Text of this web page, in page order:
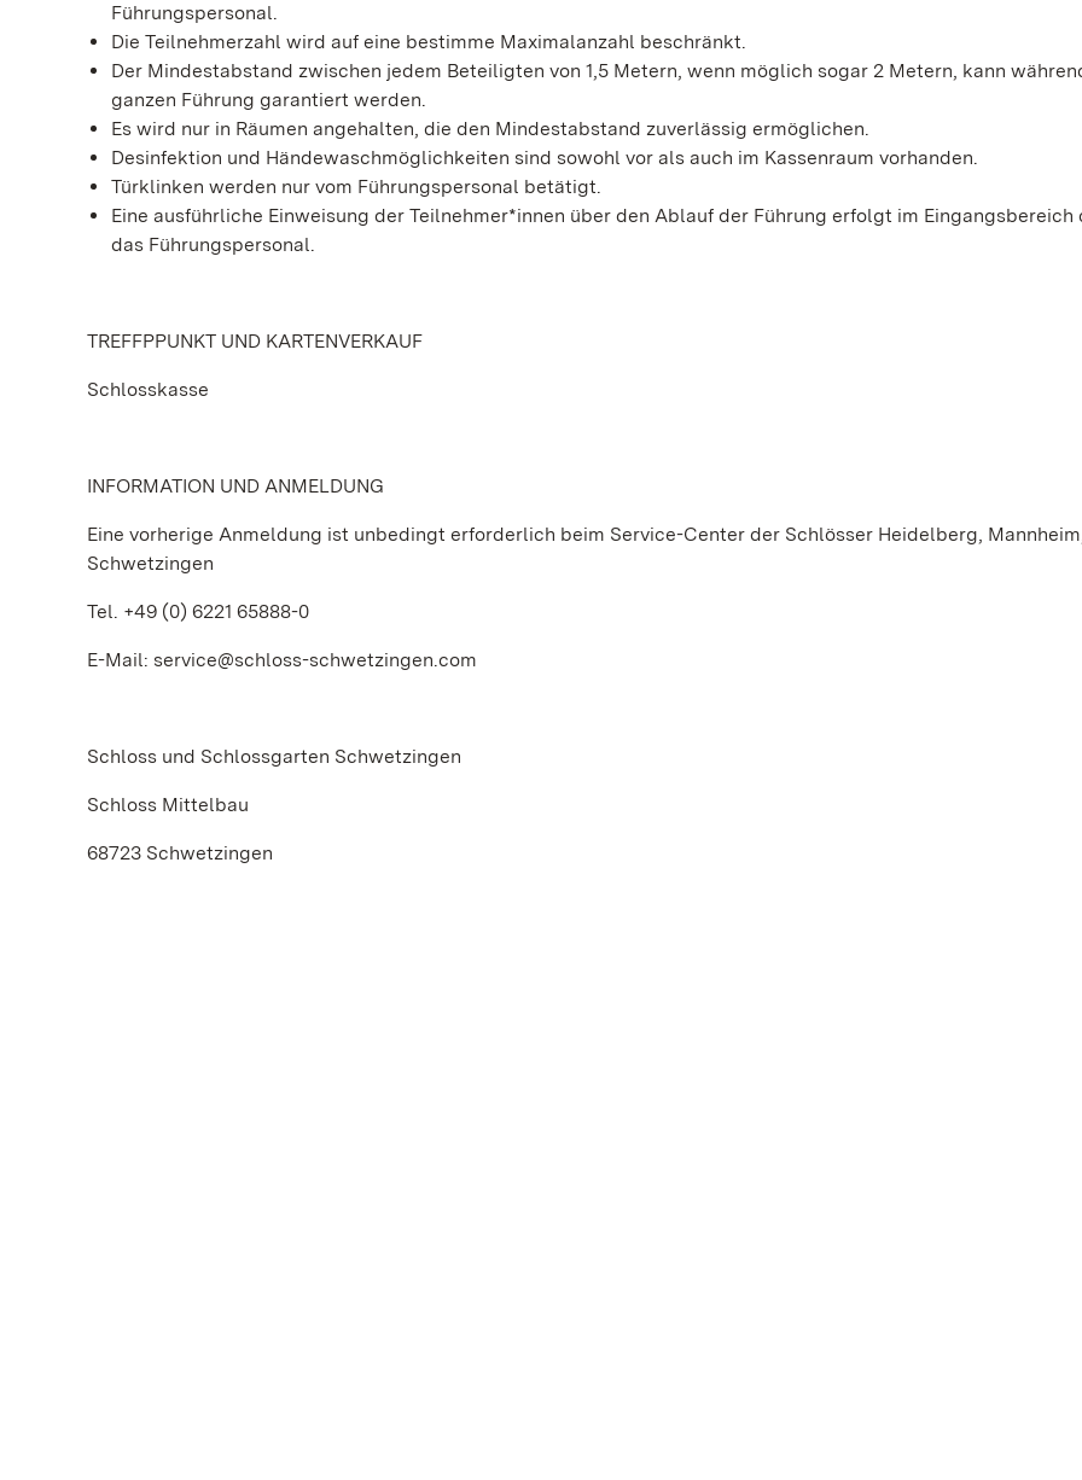
Führungspersonal.
Die Teilnehmerzahl wird auf eine bestimme Maximalanzahl beschränkt.
Der Mindestabstand zwischen jedem Beteiligten von 1,5 Metern, wenn möglich sogar 2 Metern, kann
ganzen Führung garantiert werden.
Es wird nur in Räumen angehalten, die den Mindestabstand zuverlässig ermöglichen.
Desinfektion und Händewaschmöglichkeiten sind sowohl vor als auch im Kassenraum vorhanden.
Türklinken werden nur vom Führungspersonal betätigt.
Eine ausführliche Einweisung der Teilnehmer*innen über den Ablauf der Führung erfolgt im Eingangsbereich
das Führungspersonal.
TREFFPPUNKT UND KARTENVERKAUF
Schlosskasse
INFORMATION UND ANMELDUNG
Eine vorherige Anmeldung ist unbedingt erforderlich beim Service-Center der Schlösser Heidelberg,
Schwetzingen
Tel. +49 (0) 6221 65888-0
E-Mail: service@schloss-schwetzingen.com
Schloss und Schlossgarten Schwetzingen
Schloss Mittelbau
68723 Schwetzingen